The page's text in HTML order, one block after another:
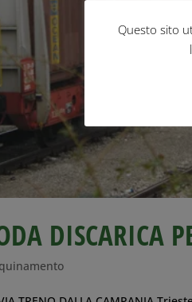
DISCARICA
Questo sito